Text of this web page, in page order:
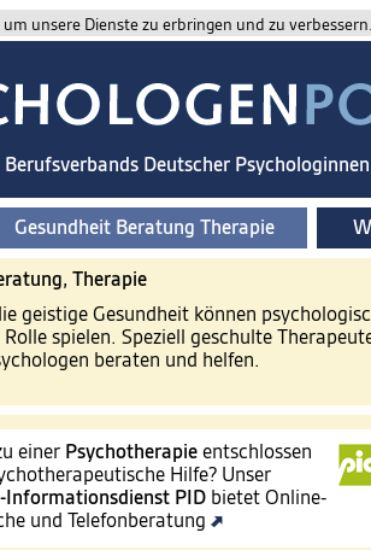
unsere Dienste zu erbringen und zu
Berufsverbands Deutscher
Gesundheit Beratung Therapie
Therapie
geistige Gesundheit können
spielen. Speziell geschulte
beraten und helfen.
einer Psychotherapie entschlossen
Hilfe? Unser
Informationsdienst PID bietet Online-
und Telefonberatung